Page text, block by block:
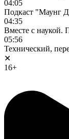
04:05
Подкаст "Маунг
04:35
Вместе с наукой.
05:56
Технический,
✕
16+